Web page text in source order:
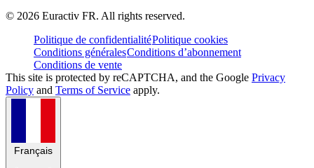
© 2026 Euractiv FR. All rights reserved.
Politique de confidentialitéPolitique cookies
Conditions généralesConditions d’abonnement
Conditions de vente
This site is protected by reCAPTCHA, and the Google Privacy
Policy and Terms of Service apply.
Français